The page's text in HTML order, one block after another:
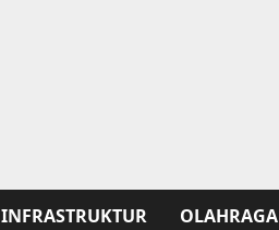
INFRASTRUKTUR OLAHRAGA